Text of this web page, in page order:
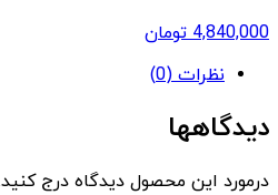
4,840,000 تومان
نظرات (0)
دیدگاهها
درمورد این محصول دیدگاه درج